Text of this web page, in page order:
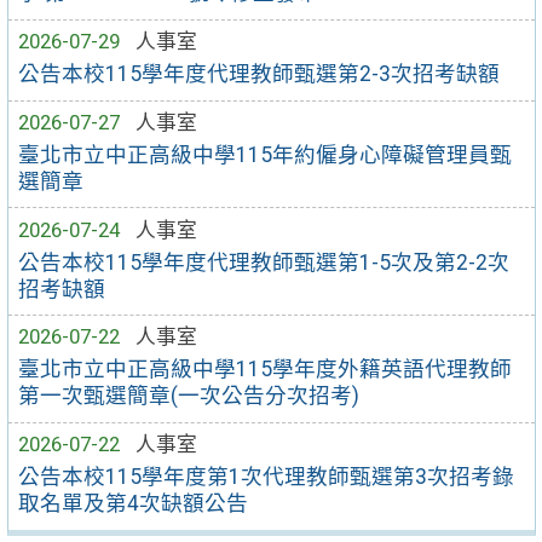
2026-07-29
人事室
公告本校115學年度代理教師甄選第2-3次招考缺額
2026-07-27
人事室
臺北市立中正高級中學115年約僱身心障礙管理員甄
選簡章
2026-07-24
人事室
公告本校115學年度代理教師甄選第1-5次及第2-2次
招考缺額
2026-07-22
人事室
臺北市立中正高級中學115學年度外籍英語代理教師
第一次甄選簡章(一次公告分次招考)
2026-07-22
人事室
公告本校115學年度第1次代理教師甄選第3次招考錄
取名單及第4次缺額公告